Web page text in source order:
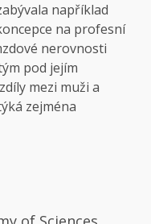
například
na profesní
nerovnosti
pod jejím
mezi muži a
zejména